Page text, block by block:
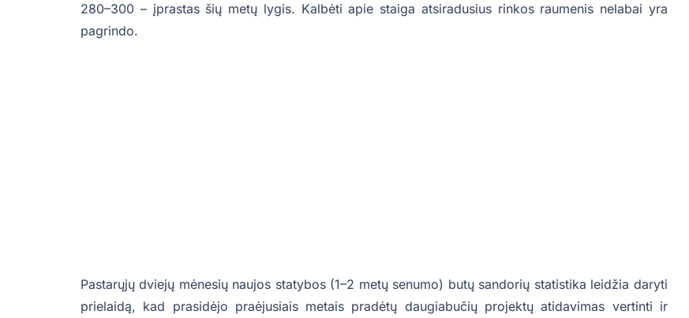
280–300 – įprastas šių metų lygis. Kalbėti apie staiga atsiradusius rinkos raumenis nelabai yra
pagrindo.
Pastarųjų dviejų mėnesių naujos statybos (1–2 metų senumo) butų sandorių statistika leidžia daryti
prielaidą, kad prasidėjo praėjusiais metais pradėtų daugiabučių projektų atidavimas vertinti ir